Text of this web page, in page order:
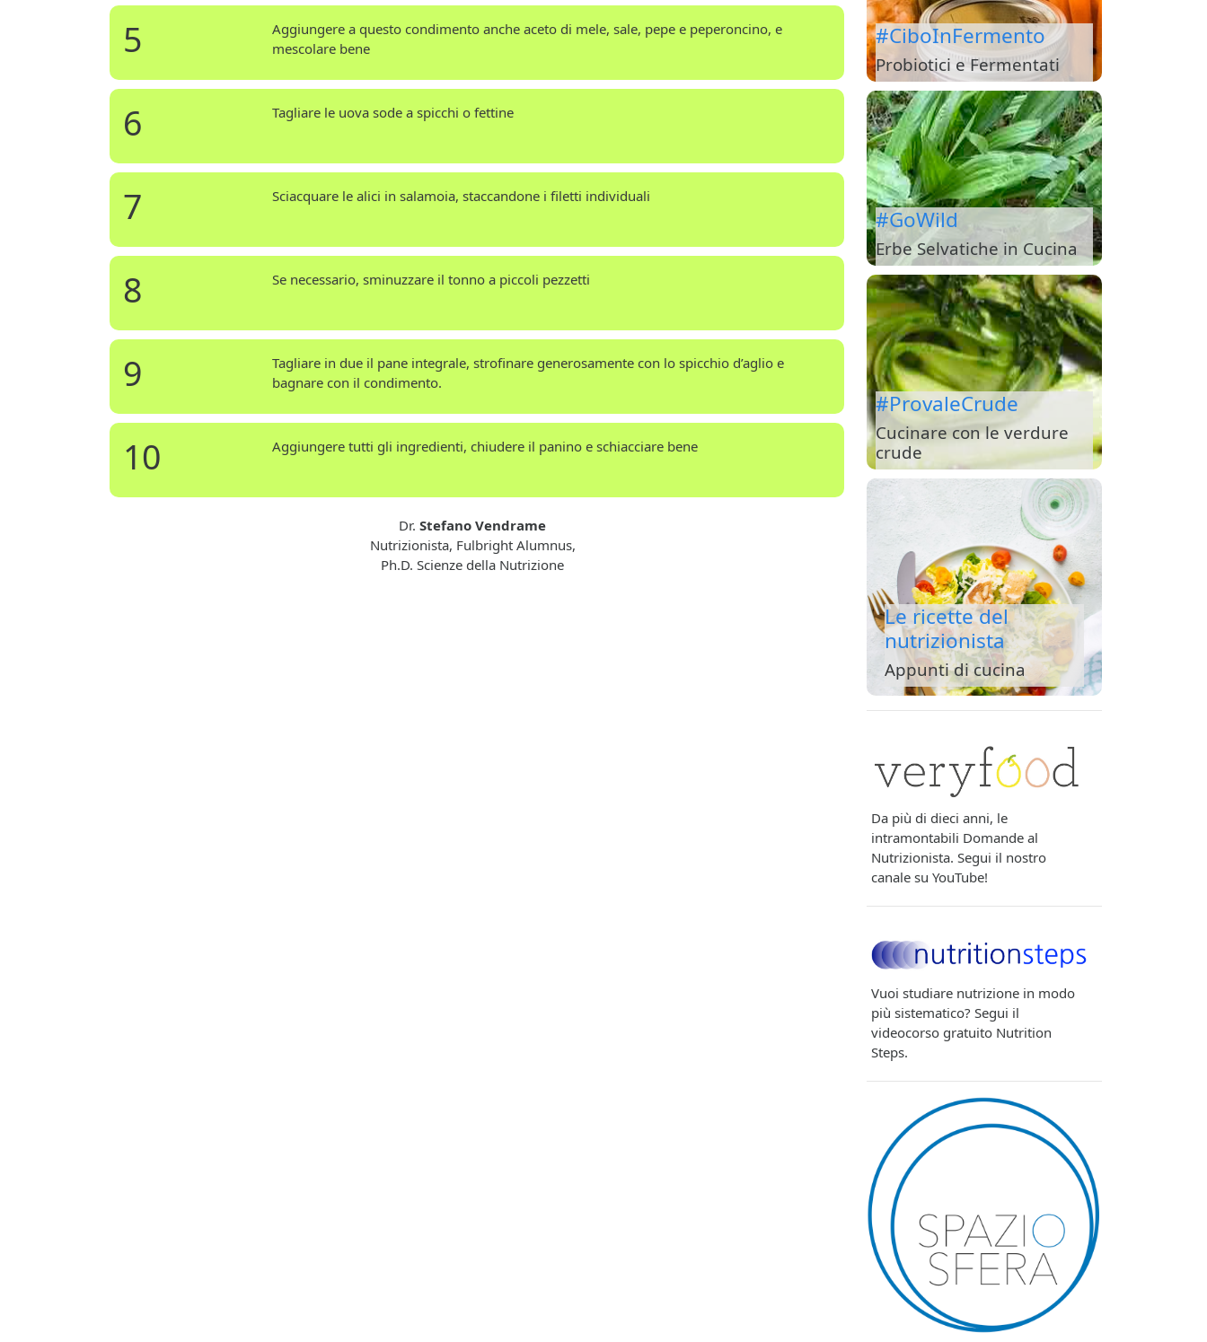
5
Aggiungere a questo condimento anche aceto di mele, sale, pepe e peperoncino, e
mescolare bene
6 Tagliare le uova sode a spicchi o fettine
7 Sciacquare le alici in salamoia, staccandone i filetti individuali
8 Se necessario, sminuzzare il tonno a piccoli pezzetti
9
Tagliare in due il pane integrale, strofinare generosamente con lo spicchio d’aglio e
bagnare con il condimento.
10 Aggiungere tutti gli ingredienti, chiudere il panino e schiacciare bene
Dr.Stefano Vendrame
Nutrizionista, Fulbright Alumnus,
Ph.D. Scienze della Nutrizione
#CiboInFermento
Probiotici e Fermentati
#GoWild
Erbe Selvatiche in Cucina
#ProvaleCrude
Cucinare con le verdure
crude
Le ricette del
nutrizionista
Appunti di cucina
Da più di dieci anni, le
intramontabili Domande al
Nutrizionista. Segui il nostro
canale su YouTube!
Vuoi studiare nutrizione in modo
più sistematico? Segui il
videocorso gratuito Nutrition
Steps.